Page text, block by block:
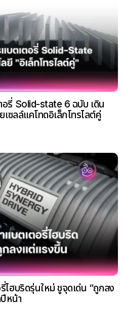
รี่ Solid-state 6 ฉบับ เดิน
ซลล์แคโทดอิเล็กโทรไลต์คู่
ฮบริดรุ่นใหม่ ชูจุดเด่น “ถูกลง
หน้า